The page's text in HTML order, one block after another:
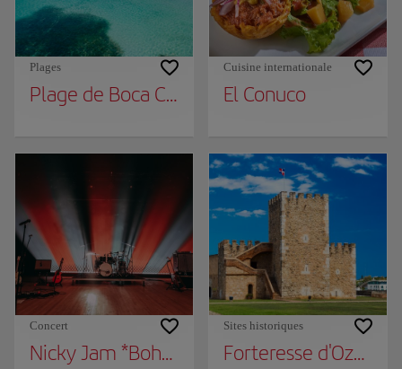
Plages
Plage de Boca Chica
Cuisine internationale
El Conuco
Concert
Nicky Jam *Bohemian World Tour*
Sites historiques
Forteresse d'Ozama